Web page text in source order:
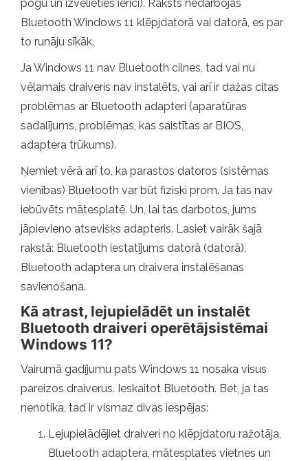
pogu un izvēlieties ierīci). Raksts nedarbojas
Bluetooth Windows 11 klēpjdatorā vai datorā, es par
to runāju sīkāk.
Ja Windows 11 nav Bluetooth cilnes, tad vai nu
vēlamais draiveris nav instalēts, vai arī ir dažas citas
problēmas ar Bluetooth adapteri (aparatūras
sadalījums, problēmas, kas saistītas ar BIOS,
adaptera trūkums).
Ņemiet vērā arī to, ka parastos datoros (sistēmas
vienības) Bluetooth var būt fiziski prom. Ja tas nav
iebūvēts mātesplatē. Un, lai tas darbotos, jums
jāpievieno atsevišķs adapteris. Lasiet vairāk šajā
rakstā: Bluetooth iestatījums datorā (datorā).
Bluetooth adaptera un draivera instalēšanas
savienošana.
Kā atrast, lejupielādēt un instalēt
Bluetooth draiveri operētājsistēmai
Windows 11?
Vairumā gadījumu pats Windows 11 nosaka visus
pareizos draiverus. Ieskaitot Bluetooth. Bet, ja tas
nenotika, tad ir vismaz divas iespējas:
Lejupielādējiet draiveri no klēpjdatoru ražotāja,
Bluetooth adaptera, mātesplates vietnes un